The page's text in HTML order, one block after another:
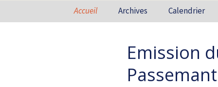
Aller au contenu principal
Accueil Archives Calendrier
Emission